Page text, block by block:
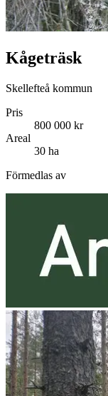
Kågeträsk
Skellefteå kommun
Pris
800 000 kr
Areal
30 ha
Förmedlas av